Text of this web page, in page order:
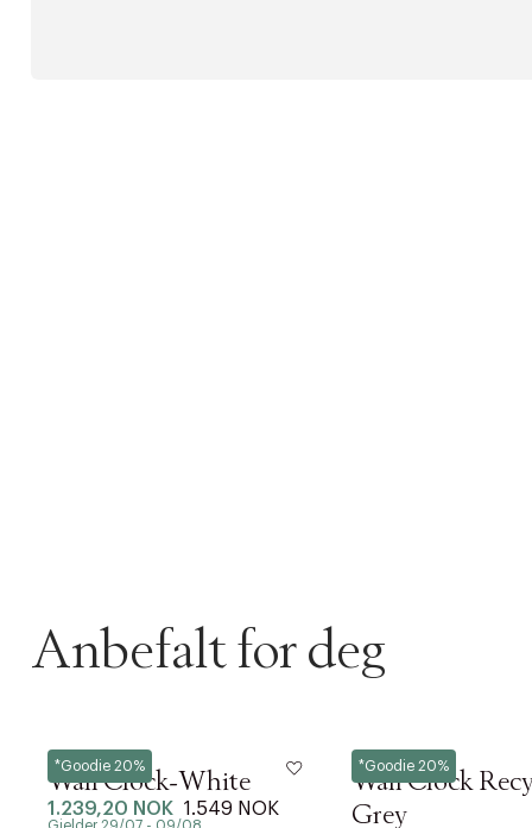
Anbefalt for deg
*Goodie 20%
Hay
Wall Clock-White
1.239,20 NOK 1.549 NOK
*Goodie 20%
Hay
Wall Clock
Grey